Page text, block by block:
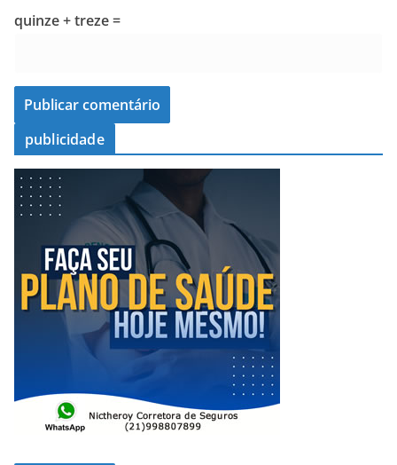
quinze + treze =
publicidade